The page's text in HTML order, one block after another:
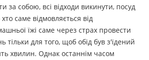
за собою, всі відходи викинути, посуд
саме відмовляється від
їжі саме через страх провести
тільки для того, щоб обід був з'їдений
хвилин. Однак останнім часом